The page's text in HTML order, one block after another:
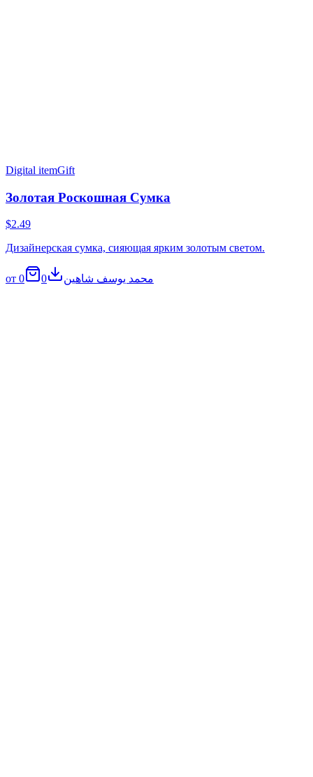
Digital itemGift
Золотая Роскошная Сумка
$2.49
Дизайнерская сумка, сияющая ярким золотым светом.
от محمد يوسف شاهين 0
0